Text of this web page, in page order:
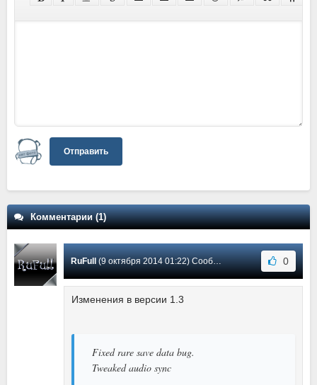
Отправить
Комментарии (1)
RuFull (9 октября 2014 01:22) Сообщение #1 0
Изменения в версии 1.3
Fixed rare save data bug.
Tweaked audio sync